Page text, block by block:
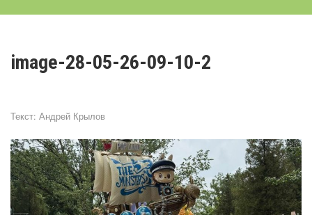
image-28-05-26-09-10-2
Текст: Андрей Крылов